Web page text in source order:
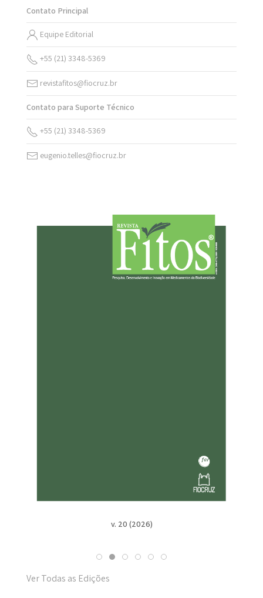
Contato Principal
Equipe Editorial
+55 (21) 3348-5369
revistafitos@fiocruz.br
Contato para Suporte Técnico
+55 (21) 3348-5369
eugenio.telles@fiocruz.br
v. 20 (2026)
Ver Todas as Edições